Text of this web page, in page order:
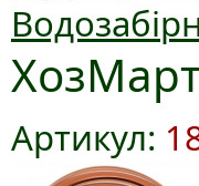
Артикул: